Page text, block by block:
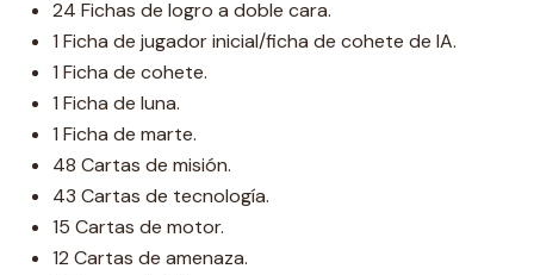
24 Fichas de logro a doble cara.
1 Ficha de jugador inicial/ficha de cohete de IA.
1 Ficha de cohete.
1 Ficha de luna.
1 Ficha de marte.
48 Cartas de misión.
43 Cartas de tecnología.
15 Cartas de motor.
12 Cartas de amenaza.